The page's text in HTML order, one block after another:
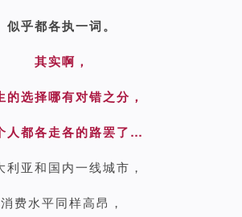
似乎都各执一词。
其实啊，
的选择哪有对错之分，
人都各走各的路罢了…
利亚和国内一线城市，
消费水平同样高昂，